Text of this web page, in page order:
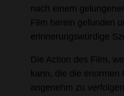
nach einem
Film herein gefunden
erinnerungswürdige
Die Action des Film,
kann, die die
angenehm zu